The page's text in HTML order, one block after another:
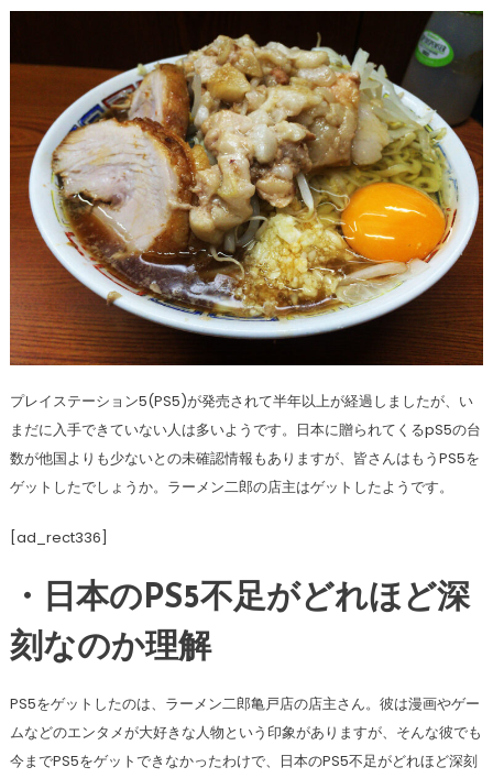
プレイステーション5(PS5)が発売されて半年以上が経過しましたが、い
まだに入手できていない人は多いようです。日本に贈られてくるpS5の台
数が他国よりも少ないとの未確認情報もありますが、皆さんはもうPS5を
ゲットしたでしょうか。ラーメン二郎の店主はゲットしたようです。
[ad_rect336]
・日本のPS5不足がどれほど深
刻なのか理解
PS5をゲットしたのは、ラーメン二郎亀戸店の店主さん。彼は漫画やゲー
ムなどのエンタメが大好きな人物という印象がありますが、そんな彼でも
今までPS5をゲットできなかったわけで、日本のPS5不足がどれほど深刻